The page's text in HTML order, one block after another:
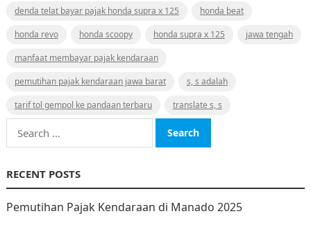
denda telat bayar pajak honda supra x 125
honda beat
honda revo
honda scoopy honda supra x 125
jawa tengah
manfaat membayar pajak kendaraan
pemutihan pajak kendaraan jawa barat
s, s adalah
tarif tol gempol ke pandaan terbaru
translate s, s
Search
for:
RECENT POSTS
Pemutihan Pajak Kendaraan di Manado 2025